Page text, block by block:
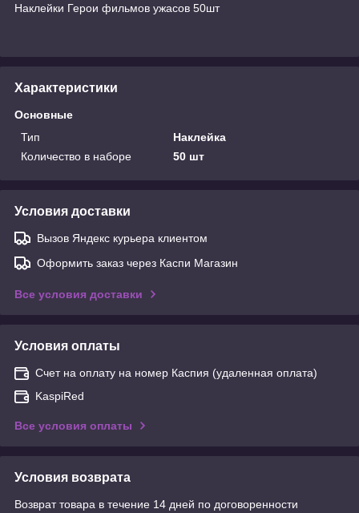
Наклейки Герои фильмов ужасов 50шт
Характеристики
Основные
Тип
Наклейка
Количество в наборе
50 шт
Условия доставки
Вызов Яндекс курьера клиентом
Оформить заказ через Каспи Магазин
Все условия доставки
Условия оплаты
Счет на оплату на номер Каспия (удаленная оплата)
KaspiRed
Все условия оплаты
Условия возврата
Возврат товара в течение 14 дней по договоренности